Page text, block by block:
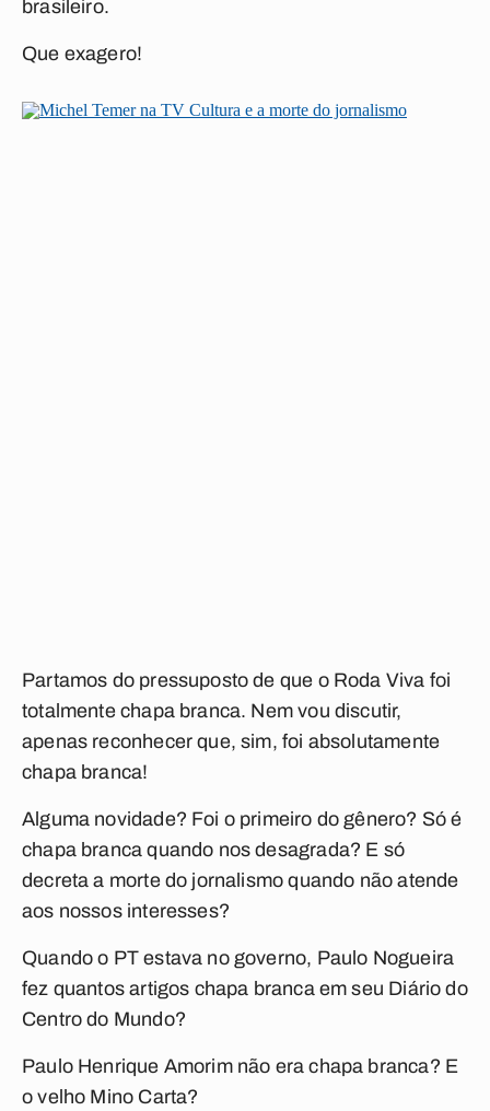
brasileiro.
Que exagero!
Partamos do pressuposto de que o Roda Viva foi
totalmente chapa branca. Nem vou discutir,
apenas reconhecer que, sim, foi absolutamente
chapa branca!
Alguma novidade? Foi o primeiro do gênero? Só é
chapa branca quando nos desagrada? E só
decreta a morte do jornalismo quando não atende
aos nossos interesses?
Quando o PT estava no governo, Paulo Nogueira
fez quantos artigos chapa branca em seu Diário do
Centro do Mundo?
Paulo Henrique Amorim não era chapa branca? E
o velho Mino Carta?